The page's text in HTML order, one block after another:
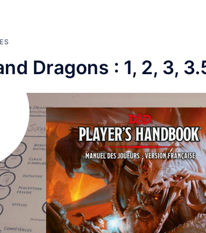
Dragons : 1, 2, 3,